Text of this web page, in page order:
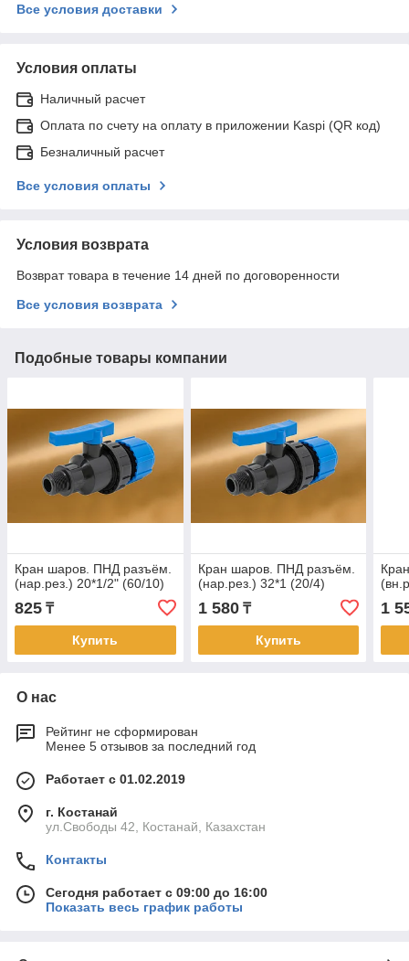
Все условия доставки
Условия оплаты
Наличный расчет
Оплата по счету на оплату в приложении Kaspi (QR код)
Безналичный расчет
Все условия оплаты
Условия возврата
Возврат товара в течение 14 дней по договоренности
Все условия возврата
Подобные товары компании
Кран шаров. ПНД разъём.
(нар.рез.) 20*1/2" (60/10)
825 ₸
Купить
Кран шаров. ПНД разъём.
(нар.рез.) 32*1 (20/4)
1 580₸
Купить
1
О нас
Рейтинг не сформирован
Менее 5 отзывов за последний год
Работает с 01.02.2019
г. Костанай
ул.Свободы 42, Костанай, Казахстан
Контакты
Сегодня работает с 09:00 до 16:00
Показать весь график работы